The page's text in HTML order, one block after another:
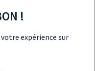
DE
!
expérience sur